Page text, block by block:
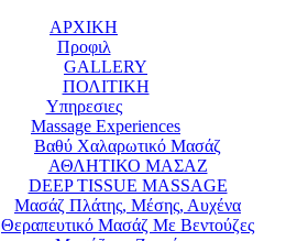
ΑΡΧΙΚΗ
Προφιλ
GALLERY
ΠΟΛΙΤΙΚΗ
Υπηρεσιες
Massage Experiences
Βαθύ Χαλαρωτικό Μασάζ
ΑΘΛΗΤΙΚΟ ΜΑΣΑΖ
DEEP TISSUE MASSAGE
Μασάζ Πλάτης, Μέσης, Αυχένα
Θεραπευτικό Μασάζ Με Βεντούζες